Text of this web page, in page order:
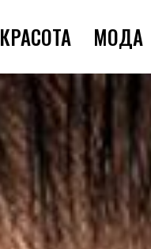
КРАСОТА МОДА